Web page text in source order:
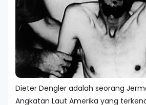
Dieter Dengler adalah seorang
Angkatan Laut Amerika yang